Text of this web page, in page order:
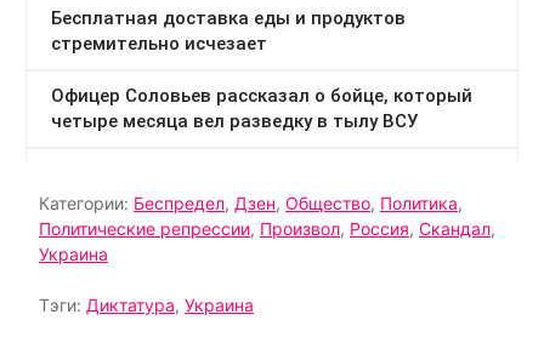
Категории: Беспредел, Дзен, Общество, Политика,
Политические репрессии, Произвол, Россия, Скандал,
Украина
Тэги: Диктатура, Украина